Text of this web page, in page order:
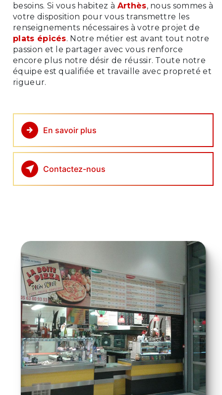
besoins. Si vous habitez à Arthès, nous sommes à
votre disposition pour vous transmettre les
renseignements nécessaires à votre projet de
plats épicés. Notre métier est avant tout notre
passion et le partager avec vous renforce
encore plus notre désir de réussir. Toute notre
équipe est qualifiée et travaille avec propreté et
rigueur.
En savoir plus
Contactez-nous